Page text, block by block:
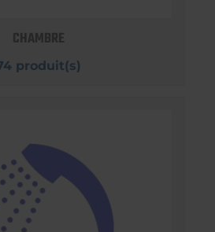
CHAMBRE
produit(s)